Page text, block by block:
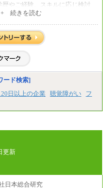
やご経験、スキルに応じ検討
。
社業績連動によるインセンテ
われることがあります。
+ 続きを読む
ード検索]
日以上の企業 聴覚障がい
フ
更新